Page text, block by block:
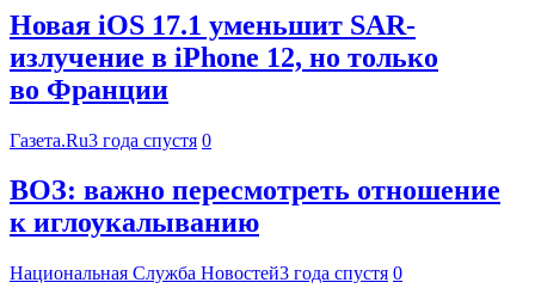
Новая iOS 17.1 уменьшит SAR-
излучение в iPhone 12, но только
во Франции
Газета.Ru3 года спустя 0
ВОЗ: важно пересмотреть отношение
к иглоукалыванию
Национальная Служба Новостей3 года спустя 0